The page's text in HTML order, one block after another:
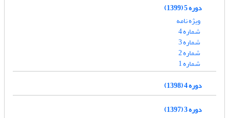
دوره 5 (1399)
ویژه نامه
شماره 4
شماره 3
شماره 2
شماره 1
دوره 4 (1398)
دوره 3 (1397)